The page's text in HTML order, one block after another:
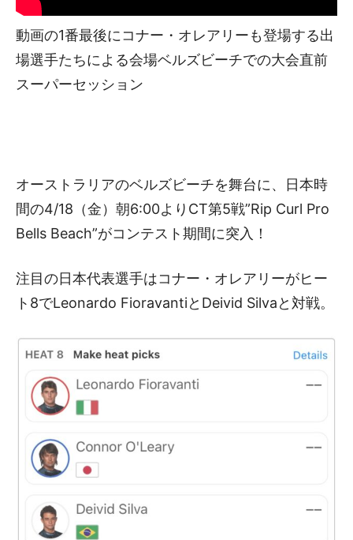
動画の1番最後にコナー・オレアリーも登場する出
場選手たちによる会場ベルズビーチでの大会直前
スーパーセッション
オーストラリアのベルズビーチを舞台に、日本時
間の4/18（金）朝6:00よりCT第5戦”Rip Curl Pro
Bells Beach”がコンテスト期間に突入！
注目の日本代表選手はコナー・オレアリーがヒー
ト8でLeonardo FioravantiとDeivid Silvaと対戦。